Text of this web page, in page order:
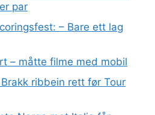
par
– Bare ett lag
– måtte filme med mobil
ribbein rett før Tour